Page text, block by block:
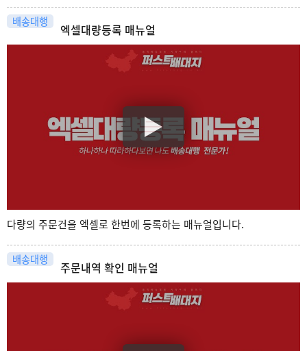
배송대행
엑셀대량등록 매뉴얼
다량의 주문건을 엑셀로 한번에 등록하는 매뉴얼입니다.
배송대행
주문내역 확인 매뉴얼